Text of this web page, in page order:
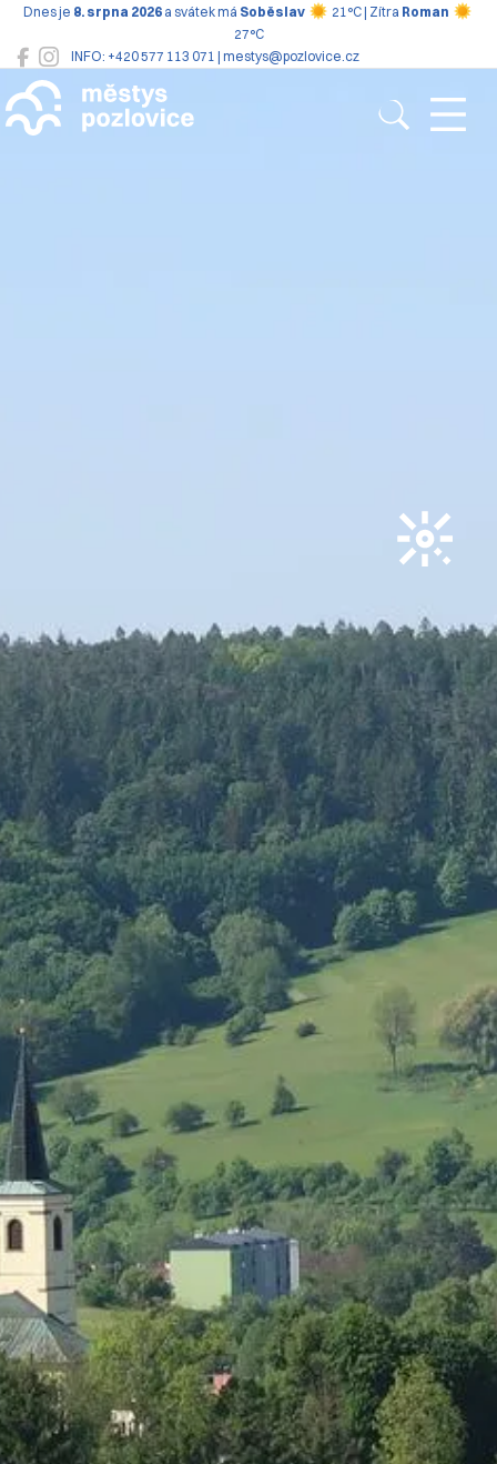
INFO: +420 577 113 071 | mestys@pozlovice.cz
Dnes je 8. srpna 2026 a svátek má Soběslav 21°C | Zítra Roman
27°C
Pozlovice